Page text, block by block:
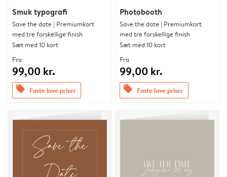
Smuk typografi
Save the date | Premiumkort
med tre forskellige finish
Sæt med 10 kort
Fra
99,00 kr.
offers Faste lave priser
Photobooth
Save the date | Premiumkort
med tre forskellige finish
Sæt med 10 kort
Fra
99,00 kr.
offers Faste lave priser